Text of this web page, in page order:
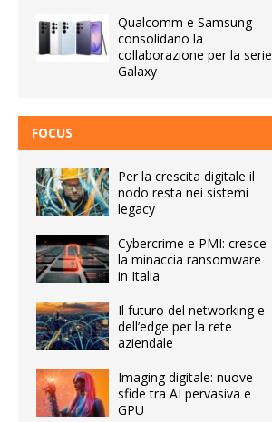
Qualcomm e Samsung
consolidano la
collaborazione per la serie
Galaxy
FOCUS
Per la crescita digitale il
nodo resta nei sistemi
legacy
Cybercrime e PMI: cresce
la minaccia ransomware
in Italia
Il futuro del networking e
dell’edge per la rete
aziendale
Imaging digitale: nuove
sfide tra AI pervasiva e
GPU